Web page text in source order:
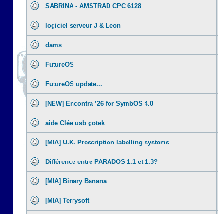
SABRINA - AMSTRAD CPC 6128
logiciel serveur J & Leon
dams
FutureOS
FutureOS update...
[NEW] Encontra ’26 for SymbOS 4.0
aide Clée usb gotek
[MIA] U.K. Prescription labelling systems
Différence entre PARADOS 1.1 et 1.3?
[MIA] Binary Banana
[MIA] Terrysoft